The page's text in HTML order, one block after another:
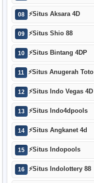
08 ⚡Situs Aksara 4D
09 ⚡Situs Shio 88
10 ⚡Situs Bintang 4DP
11 ⚡Situs Anugerah Toto
12 ⚡Situs Indo Vegas 4D
13 ⚡Situs Indo4dpools
14 ⚡Situs Angkanet 4d
15 ⚡Situs Indopools
16 ⚡Situs Indolottery 88